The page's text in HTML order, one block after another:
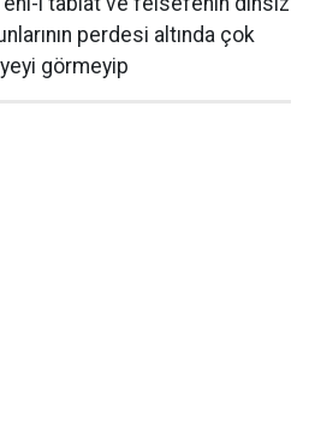
perdesi altında çok
görmeyip